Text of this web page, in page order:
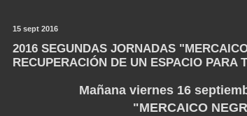
15 sept 2016
2016 SEGUNDAS JORNADAS
RECUPERACIÓN DE UN ESPACIO PARA
Mañana viernes 16
"MERCAICO